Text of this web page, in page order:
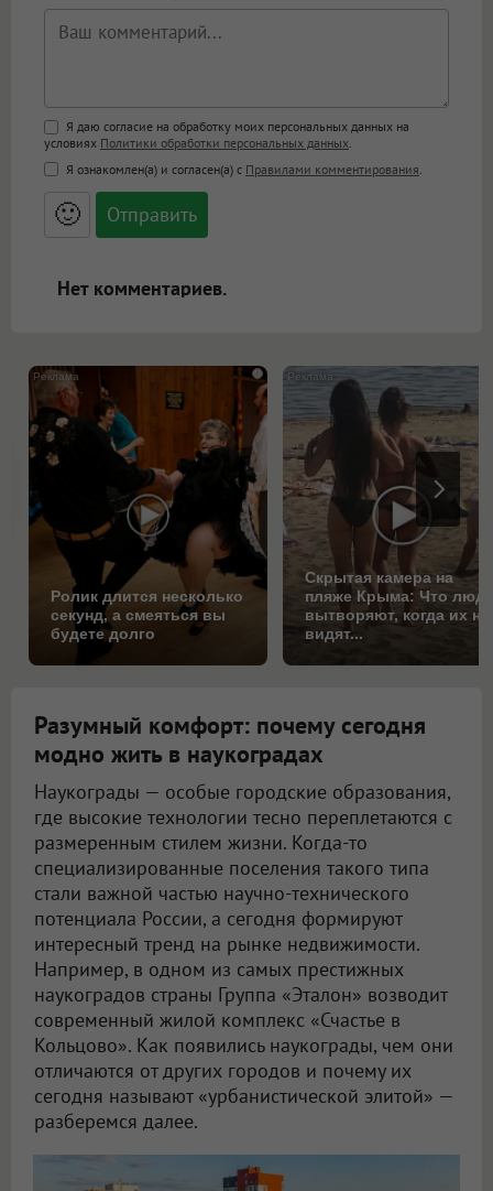
Поддержка HTML
<b>, <strong>, <u>, <i>, <em>, <s>, <big>,
<small>, <sup>, <sub>, <pre>, <ul>, <ol>, <li>,
<blockquote>, <code> экранирует HTML,
адреса URL автоматически становятся
ссылками, и [img]адрес[/img] будет
Я даю согласие на обработку моих персональных данных на
условиях Политики обработки персональных данных
Я ознакомлен(а) и согласен(а) с Правилами комментирования
🙂
Нет комментариев.
i
Ролик длится несколько
секунд, а смеяться вы
будете долго
Скрытая камера на
пляже Крыма: Что
вытворяют, когда их не
видят...
Разумный комфорт: почему сегодня
модно жить в наукоградах
Наукограды — особые городские образования,
где высокие технологии тесно переплетаются с
размеренным стилем жизни. Когда-то
специализированные поселения такого типа
стали важной частью научно-технического
потенциала России, а сегодня формируют
интересный тренд на рынке недвижимости.
Например, в одном из самых престижных
наукоградов страны Группа «Эталон» возводит
современный жилой комплекс «Счастье в
Кольцово». Как появились наукограды, чем они
отличаются от других городов и почему их
сегодня называют «урбанистической элитой» —
разберемся далее.